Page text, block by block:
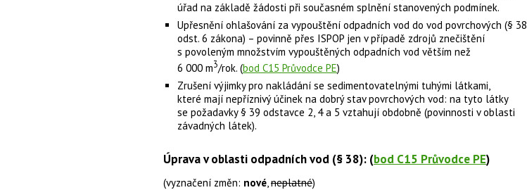
úřad na základě žádosti při současném splnění stanovených podmínek.
Upřesnění ohlašování za vypouštění odpadních vod do vod povrchových (§ 38
odst. 6 zákona) – povinně přes ISPOP jen v případě zdrojů znečištění
s povoleným množstvím vypouštěných odpadních vod větším než
6 000 m3/rok. (bod C15 Průvodce PE)
Zrušení výjimky pro nakládání se sedimentovatelnými tuhými látkami,
které mají nepříznivý účinek na dobrý stav povrchových vod: na tyto látky
se požadavky § 39 odstavce 2, 4 a 5 vztahují obdobně (povinnosti v oblasti
závadných látek).
Úprava v oblasti odpadních vod (§ 38): (bod C15 Průvodce PE)
(vyznačení změn: nové neplatné)